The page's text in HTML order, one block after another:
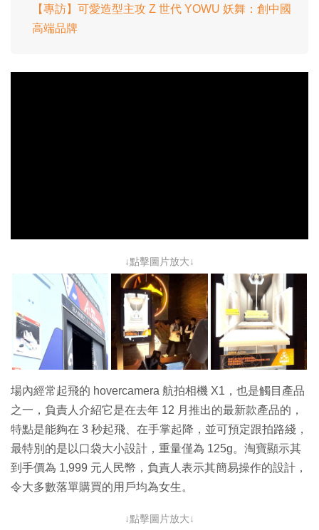
【專訪】可愛造型主攻 Z 世代 YOWU 妖舞：創中國
高端品牌
↓點擊圖片放大↓
場內經常起飛的 hovercamera 航拍相機 X1，也是觸目產品
之一，負責人介紹它是在去年 12 月推出的最新款產品的，
特點是能夠在 3 秒起飛、在手掌起降，並可預定跟拍路綫，
最特別的是以口袋大小設計，重量僅為 125g。淘寶顯示其
到手價為 1,999 元人民幣，負責人表示其簡易操作的設計，
令大多數落單購買的用戶均為女生。
↓點擊圖片放大↓